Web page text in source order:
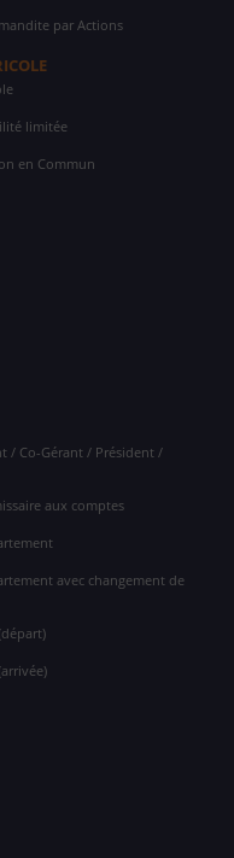
par Actions
limitée
en Commun
/ Co-Gérant / Président /
aux comptes
avec changement de